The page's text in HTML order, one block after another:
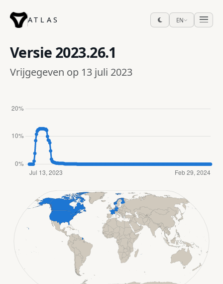
ATLAS EN
Versie 2023.26.1
Vrijgegeven op 13 juli 2023